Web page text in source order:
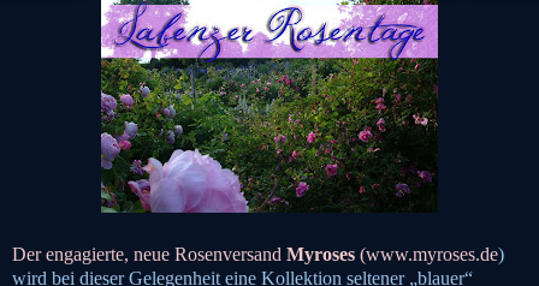
Der engagierte, neue Rosenversand Myroses (www.myroses.de)
wird bei dieser Gelegenheit eine Kollektion seltener „blauer“